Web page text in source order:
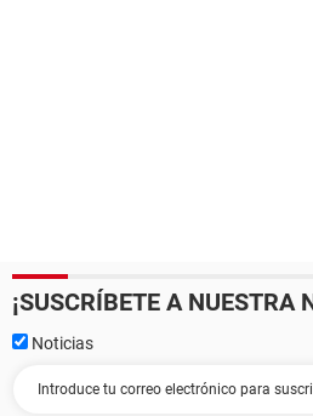
¡SUSCRÍBETE A NUESTRA
Noticias